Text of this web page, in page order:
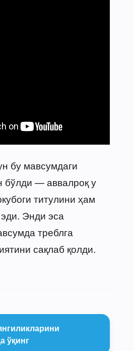
бу мавсумдаги
бўлди — аввалроқ у
титулини ҳам
эди. Энди эса
треблга
сақлаб қолди.
ўқинг